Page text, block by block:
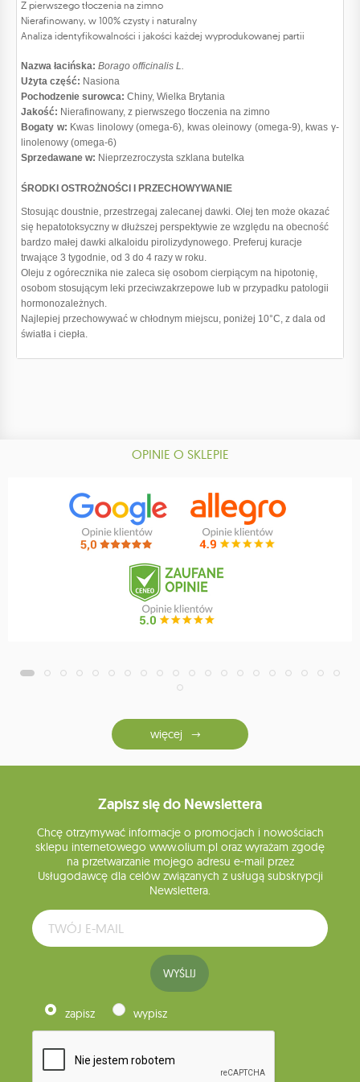
Z pierwszego tłoczenia na zimno
Nierafinowany, w 100% czysty i naturalny
Analiza identyfikowalności i jakości każdej wyprodukowanej partii
Nazwa łacińska: Borago officinalis L.
Użyta część: Nasiona
Pochodzenie surowca: Chiny, Wielka Brytania
Jakość: Nierafinowany, z pierwszego tłoczenia na zimno
Bogaty w: Kwas linolowy (omega-6), kwas oleinowy (omega-9), kwas γ-
linolenowy (omega-6)
Sprzedawane w: Nieprzezroczysta szklana butelka
ŚRODKI OSTROŻNOŚCI I PRZECHOWYWANIE
Stosując doustnie, przestrzegaj zalecanej dawki. Olej ten może okazać
się hepatotoksyczny w dłuższej perspektywie ze względu na obecność
bardzo małej dawki alkaloidu pirolizydynowego. Preferuj kuracje
trwające 3 tygodnie, od 3 do 4 razy w roku.
Oleju z ogórecznika nie zaleca się osobom cierpiącym na hipotonię,
osobom stosującym leki przeciwzakrzepowe lub w przypadku patologii
hormonozależnych.
Najlepiej przechowywać w chłodnym miejscu, poniżej 10°C, z dala od
światła i ciepła.
OPINIE O SKLEPIE
więcej
Zapisz się do Newslettera
Chcę otrzymywać informacje o promocjach i nowościach
sklepu internetowego www.olium.pl oraz wyrażam zgodę
na przetwarzanie mojego adresu e-mail przez
Usługodawcę dla celów związanych z usługą subskrypcji
Newslettera.
WYŚLIJ
zapisz wypisz